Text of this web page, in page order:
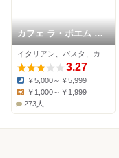
カフェ ラ・ボエム 元
町中華街
3.27
Dinner:
￥5,000～￥5,999
￥1,000～￥1,999
273人